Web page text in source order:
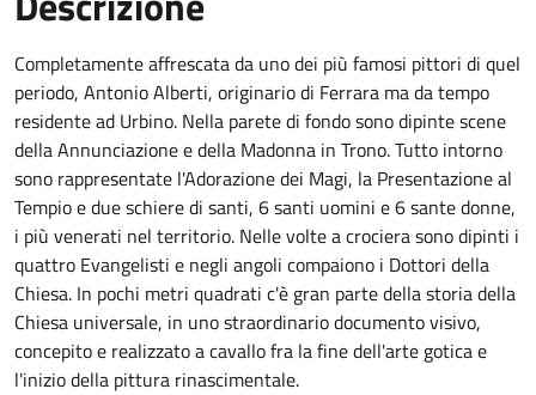
Completamente affrescata da uno dei più famosi pittori di quel
periodo, Antonio Alberti, originario di Ferrara ma da tempo
residente ad Urbino. Nella parete di fondo sono dipinte scene
della Annunciazione e della Madonna in Trono. Tutto intorno
sono rappresentate l'Adorazione dei Magi, la Presentazione al
Tempio e due schiere di santi, 6 santi uomini e 6 sante donne,
i più venerati nel territorio. Nelle volte a crociera sono dipinti i
quattro Evangelisti e negli angoli compaiono i Dottori della
Chiesa. In pochi metri quadrati c'è gran parte della storia della
Chiesa universale, in uno straordinario documento visivo,
concepito e realizzato a cavallo fra la fine dell'arte gotica e
l'inizio della pittura rinascimentale.